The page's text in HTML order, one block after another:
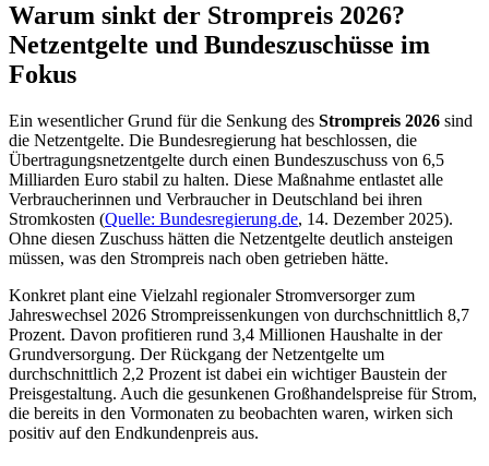
Warum sinkt der Strompreis 2026?
Netzentgelte und Bundeszuschüsse im
Fokus
Ein wesentlicher Grund für die Senkung des Strompreis 2026 sind
die Netzentgelte. Die Bundesregierung hat beschlossen, die
Übertragungsnetzentgelte durch einen Bundeszuschuss von 6,5
Milliarden Euro stabil zu halten. Diese Maßnahme entlastet alle
Verbraucherinnen und Verbraucher in Deutschland bei ihren
Stromkosten (Quelle: Bundesregierung.de, 14. Dezember 2025).
Ohne diesen Zuschuss hätten die Netzentgelte deutlich ansteigen
müssen, was den Strompreis nach oben getrieben hätte.
Konkret plant eine Vielzahl regionaler Stromversorger zum
Jahreswechsel 2026 Strompreissenkungen von durchschnittlich 8,7
Prozent. Davon profitieren rund 3,4 Millionen Haushalte in der
Grundversorgung. Der Rückgang der Netzentgelte um
durchschnittlich 2,2 Prozent ist dabei ein wichtiger Baustein der
Preisgestaltung. Auch die gesunkenen Großhandelspreise für Strom,
die bereits in den Vormonaten zu beobachten waren, wirken sich
positiv auf den Endkundenpreis aus.